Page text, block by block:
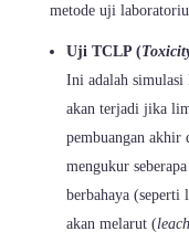
metode uji
Uji TCLP (
Ini adalah
akan terjadi jika
pembuangan
mengukur
berbahaya (seperti
akan melarut (